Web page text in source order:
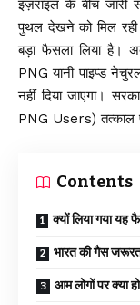
इज़राइल के बीच जारी
पुथल देखने को मिल रही
बड़ा फैसला लिया है।
PNG यानी पाइप्ड
नहीं दिया जाएगा।
PNG Users) तत्काल
Contents
क्यों लिया गया यह
भारत की गैस
आम लोगों पर क्या